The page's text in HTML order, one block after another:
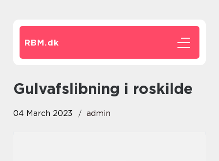
RBM.dk
gulvafslibning i roskilde
04 March 2023 admin